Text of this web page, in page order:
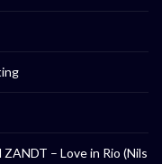
– Love in Rio (Nils